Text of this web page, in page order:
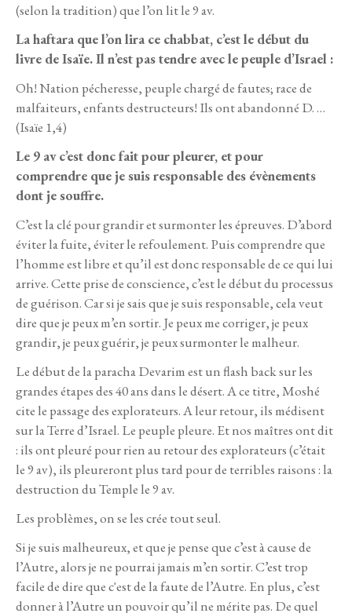
(selon la tradition) que l’on lit le 9 av.
La haftara que l’on lira ce chabbat, c’est le début du
livre de Isaïe. Il n’est pas tendre avec le peuple d’Israel :
Oh! Nation pécheresse, peuple chargé de fautes; race de
malfaiteurs, enfants destructeurs! Ils ont abandonné D. …
(Isaïe 1,4)
Le 9 av c’est donc fait pour pleurer, et pour
comprendre que je suis responsable des évènements
dont je souffre.
C’est la clé pour grandir et surmonter les épreuves. D’abord
éviter la fuite, éviter le refoulement. Puis comprendre que
l’homme est libre et qu’il est donc responsable de ce qui lui
arrive. Cette prise de conscience, c’est le début du processus
de guérison. Car si je sais que je suis responsable, cela veut
dire que je peux m’en sortir. Je peux me corriger, je peux
grandir, je peux guérir, je peux surmonter le malheur.
Le début de la paracha Devarim est un flash back sur les
grandes étapes des 40 ans dans le désert. A ce titre, Moshé
cite le passage des explorateurs. A leur retour, ils médisent
sur la Terre d’Israel. Le peuple pleure. Et nos maîtres ont dit
: ils ont pleuré pour rien au retour des explorateurs (c’était
le 9 av), ils pleureront plus tard pour de terribles raisons : la
destruction du Temple le 9 av.
Les problèmes, on se les crée tout seul.
Si je suis malheureux, et que je pense que c’est à cause de
l’Autre, alors je ne pourrai jamais m’en sortir. C’est trop
facile de dire que c'est de la faute de l’Autre. En plus, c’est
donner à l’Autre un pouvoir qu’il ne mérite pas. De quel